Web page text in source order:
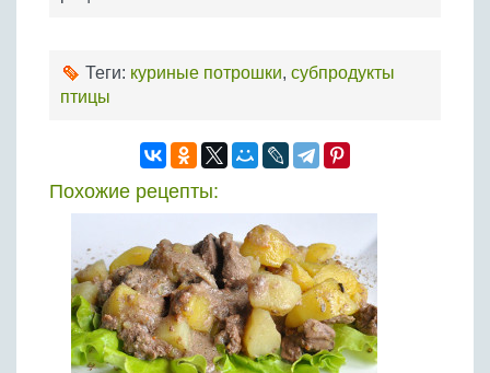
Теги: куриные потрошки, субпродукты
птицы
Похожие рецепты: